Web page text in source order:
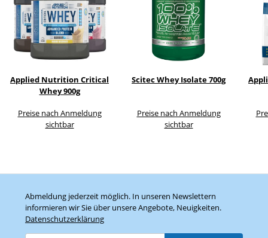
Applied Nutrition Critical
Whey 900g
Preise nach Anmeldung
sichtbar
Scitec Whey Isolate 700g
Preise nach Anmeldung
sichtbar
Abmeldung jederzeit möglich. In unseren Newslettern
informieren wir Sie über unsere Angebote, Neuigkeiten.
Datenschutzerklärung